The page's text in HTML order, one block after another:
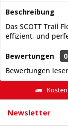
Beschreibung
Das SCOTT Trail
effizient, und
Bewertungen
0
Bewertungen
Newsletter